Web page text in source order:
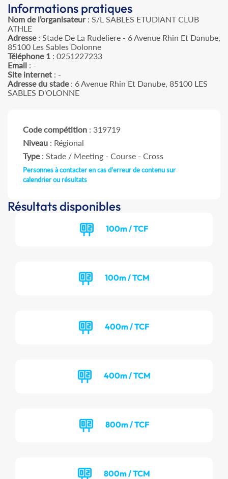
Informations pratiques
Nom de l’organisateur: S/L SABLES ETUDIANT CLUB
ATHLE
Adresse: Stade De La Rudeliere - 6 Avenue Rhin Et Danube,
85100 Les Sables Dolonne
Téléphone 1 : 0251227233
Email : -
Site internet : -
Adresse du stade: 6 Avenue Rhin Et Danube, 85100 LES
SABLES D'OLONNE
Code compétition : 319719
Niveau : Régional
Type: Stade / Meeting - Course - Cross
Personnes à contacter en cas d'erreur de contenu sur
calendrier ou résultats
Résultats disponibles
100m / TCF
100m / TCM
400m / TCF
400m / TCM
800m / TCF
800m / TCM